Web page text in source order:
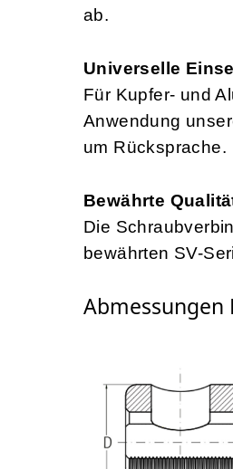
ab.
Universelle
Für Kupfer- und
Anwendung
um Rücksprache.
Bewährte
Die
bewährten SV-
Abmessungen